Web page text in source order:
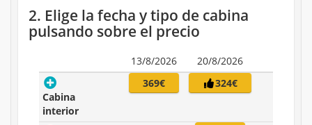
2. Elige la fecha y tipo de cabina
pulsando sobre el precio
13/8/2026 20/8/2026
Cabina
interior
369€ 324€